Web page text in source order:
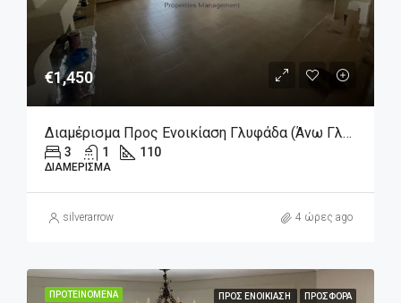
€1,450
Διαμέρισμα Προς Ενοικίαση Γλυφάδα (Άνω Γλυφάδα), 1.450€, 110 Τ.μ.
3 1 110
ΔΙΑΜΈΡΙΣΜΑ
silverarrow 4 ώρες ago
ΠΡΟΤΕΙΝΌΜΕΝΑ ΠΡΟΣ ΕΝΟΙΚΊΑΣΗ ΠΡΟΣΦΟΡΆ